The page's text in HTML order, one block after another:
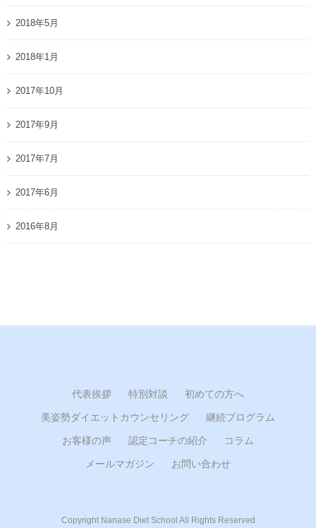
2018年5月
2018年1月
2017年10月
2017年9月
2017年7月
2017年6月
2016年8月
代表挨拶 特別対談 初めての方へ
美姿勢ダイエットカウンセリング 継続プログラム
お客様の声 認定コーチの紹介 コラム
メールマガジン お問い合わせ
Copyright Nanase Diet School All Rights Reserved